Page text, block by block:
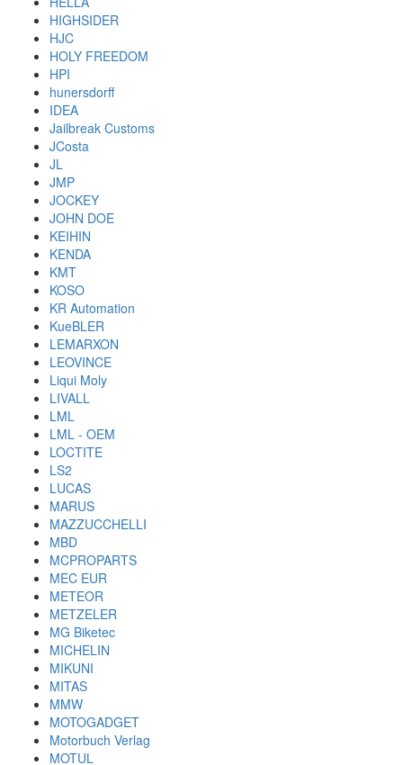
HIGHSIDER
HJC
HOLY FREEDOM
HPI
hunersdorff
IDEA
Jailbreak Customs
JCosta
JL
JMP
JOCKEY
JOHN DOE
KEIHIN
KENDA
KMT
KOSO
KR Automation
KueBLER
LEMARXON
LEOVINCE
Liqui Moly
LIVALL
LML
LML - OEM
LOCTITE
LS2
LUCAS
MARUS
MAZZUCCHELLI
MBD
MCPROPARTS
MEC EUR
METEOR
METZELER
MG Biketec
MICHELIN
MIKUNI
MITAS
MMW
MOTOGADGET
Motorbuch Verlag
MOTUL